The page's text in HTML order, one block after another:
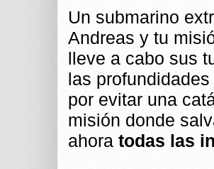
Un submarino
Andreas y tu
lleve a cabo sus
las
por evitar una
misión donde
ahora todas las